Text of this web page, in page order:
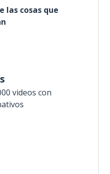
las cosas que
videos con